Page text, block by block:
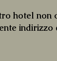
hotel
indirizzo